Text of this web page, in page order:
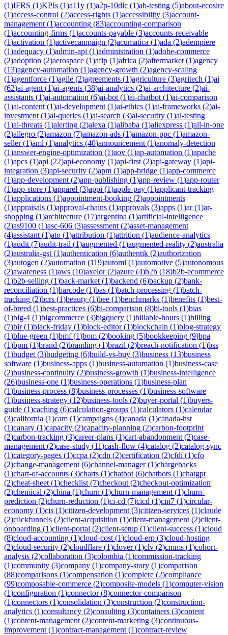
(1)IFRS (1)KPIs (1)a11y (1)a2p-10dlc (1)ab-testing (5)about-ecosire
(1)access-control (2)access-rights (1)accessibility (3)account-
management (1)accounting (83)accounting-comparison
(1)accounting-firms (1)accounts-payable (3)accounts-receivable
(1)activation (1)activecampaign (2)acumatica (1)ada (2)adempiere
(1)adequacy (1)admin-api (1)administration (1)adobe-commerce
(2)adoption (2)aerospace (1)afip (1)africa (2)aftermarket (1)agency
(13)agency-automation (1)agency-growth (2)agency-scaling
(1)agentforce (1)agile (2)agreements (1)agriculture (3)agritech (1)ai
(62)ai-agent (1)ai-agents (38)ai-analytics (2)ai-architecture (2)ai-
assistants (1)ai-automation (6)ai-bot (1)ai-chatbot (1)ai-comparison
(1)ai-content (1)ai-development (1)ai-ethics (1)ai-frameworks (2)ai-
investment (1)ai-queries (1)ai-search (3)ai-security (1)ai-testing
(1)ai-threats (1)alerting (2)alexa (1)alibaba (1)aliexpress (1)all-in-one
(2)allegro (2)amazon (7)amazon-ads (1)amazon-ppc (1)amazon-
seller(1)aml (1)analytics (40)announcement (1)anomaly-detection
(1)answer-engine-optimization (1)aov (1)ap-automation (1)apache
(1)apcs (1)api (22)api-economy (1)api-first (2)api-gateway (1)api-
integration (3)api-security (2)apm (1)app-bridge (1)app-commerce
(1)app-development (2)app-publishing (1)app-review (1)app-router
(1)app-store (1)apparel (3)appi (1)apple-pay (1)applicant-tracking
(1)applications (1)appointment-booking (2)appointments
(1)appraisals (1)approval-chains (1)approvals (3)apps (1)ar(1)ar-
shopping (1)architecture (17)argentina (1)artificial-intelligence
(2)as9100 (1)asc-606 (3)assessment (2)asset-management
(4)assistant (1)ato (1)attribution (1)attrition (1)audience-analytics
(1)audit (7)audit-trail (1)augmented (1)augmented-reality (2)australia
(2)australia-gst (1)authentication (6)authentik (2)authorization
(3)autogen (2)automation (119)automl (1)automotive (5)autonomous
(2)awareness (1)aws (10)axelor(2)azure (4)b2b (18)b2b-ecommerce
(1)b2b-selling (1)back-market (1)backend (6)backup (2)bank-
reconciliation (1)barcode (1)bas (1)batch-processing (1)batch-
tracking (2)bcrs (1)beauty (1)bee (1)benchmarks (1)benefits (1)best-
of-breed (1)best-practices (6)bi-comparison (8)bi-tools (1)bias
(1)big-4 (1)bigcommerce (3)bigquery (1)billable-hours (1)billing
(7)bir(1)black-friday (1)block-editor(1)blockchain (1)blog-strategy
(1)blue-green (1)bmf(1)bom (2)booking (5)bookkeeping (9)bpa
(1)bpm (1)brand (2)branding (1)brazil (2)breach-notification (1)bss
(1)budget (3)budgeting (6)build-vs-buy (3)business (13)business
software (1)business-apps (1)business-automation (1)business-case
(2)business-continuity (2)business-growth (1)business-intelligence
(26)business-one (1)business-operations (1)business-plan
(1)business-process (8)business-processes (1)business-software
(1)business-strategy (12)business-tools (2)buyer-portal (1)buyers-
guide (1)caching (6)calculation-groups (1)calculators (1)calendar
(3)california (1)cam (1)campaigns (4)canada (1)canada-hst
(1)canary (1)capacity (2)capacity-planning (2)carbon-footprint
(2)carbon-tracking (3)career-plans (1)cart-abandonment (2)case-
management (2)case-study (11)cash-flow (4)catalog (2)catalog-sync
(1)category-pages (1)ccpa (2)cdn (2)certification (2)cfdi (1)cfo
(2)change-management (6)channel-manager(1)chargebacks
(1)chart-of-accounts (3)charts (1)chatbot (6)chatbots (1)chatgpt
(2)cheat-sheet (1)checklist (7)checkout (2)checkout-optimization
(2)chemical (2)china (1)churn (1)churn-management (1)churn-
prediction (2)churn-reduction (1)ci-cd (7)cicd (1)cin7 (1)circular-
economy (1)cis (1)citizen-development (3)citizen-services (1)claude
(2)clickfunnels (2)client-acquisition (1)client-management (2)client-
onboarding (1)client-portal (2)client-setup (1)client-success (1)cloud
(8)cloud-accounting (1)cloud-cost (1)cloud-erp (3)cloud-hosting
(2)cloud-security (2)cloudflare (1)clover(1)clv (2)cmms (1)cohort-
analysis (2)collaboration (3)colombia (1)commission-tracking
(1)community (3)company (1)company-story (1)comparison
(88)comparisons (1)compensation (1)compiere (2)compliance
(99)composable-commerce (2)composite-models (1)computer-vision
(1)configuration (1)connector(8)connector-comparison
(1)connectors (1)consolidation (3)construction (2)construction-
analytics (1)consultancy (2)consulting (3)containers (3)content
(1)content-management (2)content-marketing (3)continuous-
improvement (1)contract-management (1)contract-review